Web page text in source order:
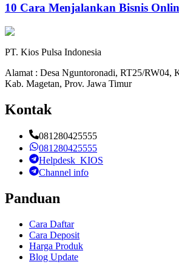
10 Cara Menjalankan Bisnis
PT. Kios Pulsa Indonesia
Alamat : Desa Nguntoronadi, RT25/RW04,
Kab. Magetan, Prov. Jawa Timur
Kontak
081280425555
081280425555
Helpdesk_KIOS
Channel info
Panduan
Cara Daftar
Cara Deposit
Harga Produk
Blog Update